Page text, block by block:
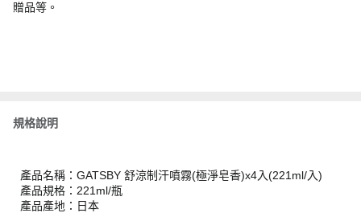
贈品等。
規格說明
產品名稱：GATSBY 舒涼制汗噴霧(極淨皂香)x4入(221ml/入)
產品規格：221ml/瓶
產品產地：日本